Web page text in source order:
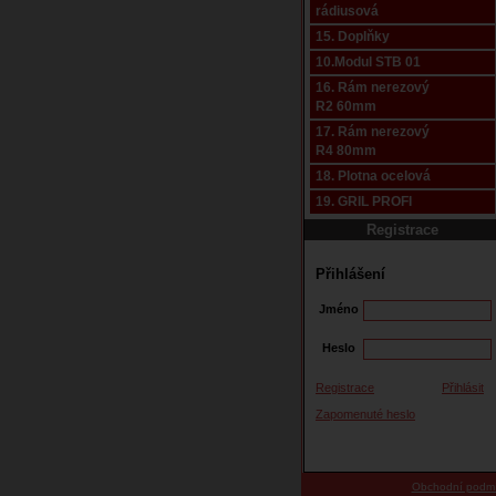
rádiusová
15. Doplňky
10.Modul STB 01
16. Rám nerezový
R2 60mm
17. Rám nerezový
R4 80mm
18. Plotna ocelová
19. GRIL PROFI
Registrace
Přihlášení
Jméno
Heslo
Registrace
Přihlásit
Zapomenuté heslo
Obchodní